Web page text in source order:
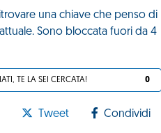
una chiave che penso di
Sono bloccata fuori da 4
TE LA SEI CERCATA! 0
Tweet Condividi